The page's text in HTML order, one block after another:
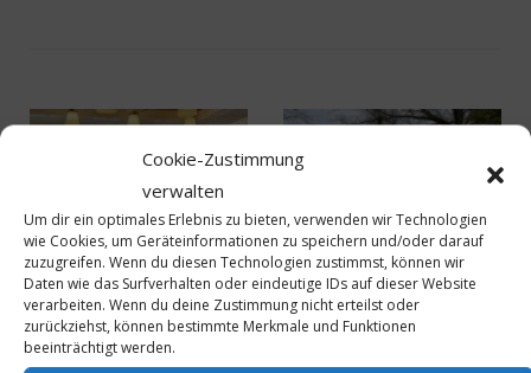
Cookie-Zustimmung
verwalten
Um dir ein optimales Erlebnis zu bieten, verwenden wir Technologien
wie Cookies, um Geräteinformationen zu speichern und/oder darauf
zuzugreifen. Wenn du diesen Technologien zustimmst, können wir
Daten wie das Surfverhalten oder eindeutige IDs auf dieser Website
verarbeiten. Wenn du deine Zustimmung nicht erteilst oder
zurückziehst, können bestimmte Merkmale und Funktionen
beeinträchtigt werden.
PREV POST
BDT*/Fam-Trip, Hotel Die
Sonne Frankenberg,
Abschieds-Lunch, Blog 06
NEXT POST
BDT*/Fam-Trip, Hotel Die
Sonne Frankenberg,